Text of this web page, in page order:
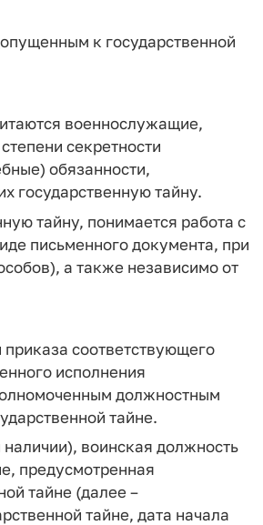
к государственной
военнослужащие,
секретности
обязанности,
государственную тайну.
тайну, понимается работа с
письменного документа, при
а также независимо от
соответствующего
исполнения
должностным
тайне.
воинская должность
предусмотренная
тайне (далее –
тайне, дата начала